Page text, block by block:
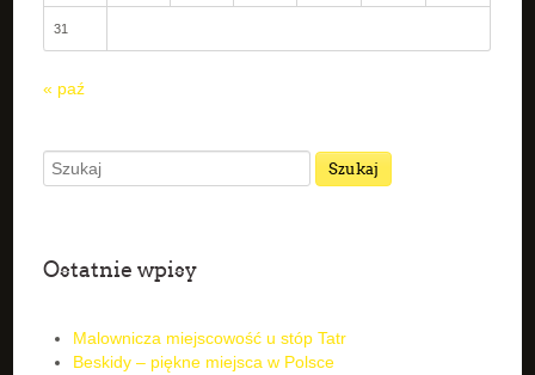
31
« paź
Ostatnie wpisy
Malownicza miejscowość u stóp Tatr
Beskidy – piękne miejsca w Polsce